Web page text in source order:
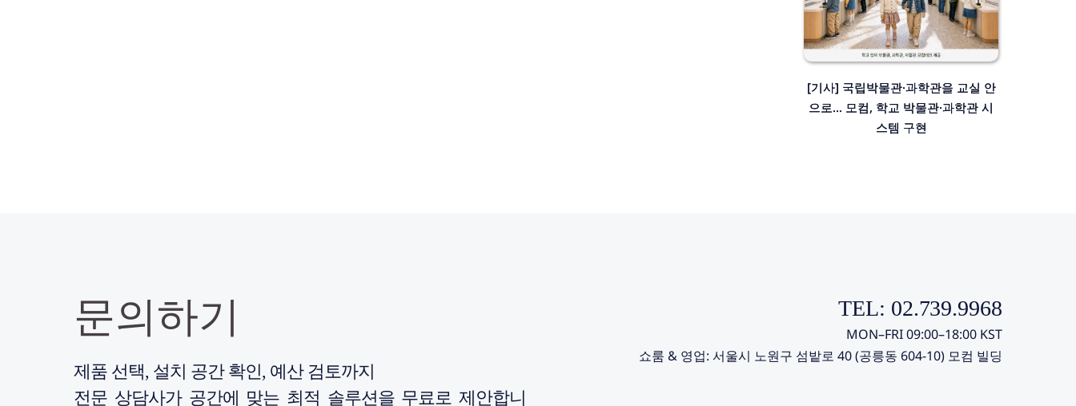
[기사] 국립박물관·과학관을 교실 안
으로… 모컴, 학교 박물관·과학관 시
스템 구현
문의하기
제품 선택, 설치 공간 확인, 예산 검토까지
전문 상담사가 공간에 맞는 최적 솔루션을 무료로 제안합니
TEL: 02.739.9968
MON–FRI 09:00–18:00 KST
쇼룸 & 영업: 서울시 노원구 섬밭로 40 (공릉동 604-10) 모컴 빌딩